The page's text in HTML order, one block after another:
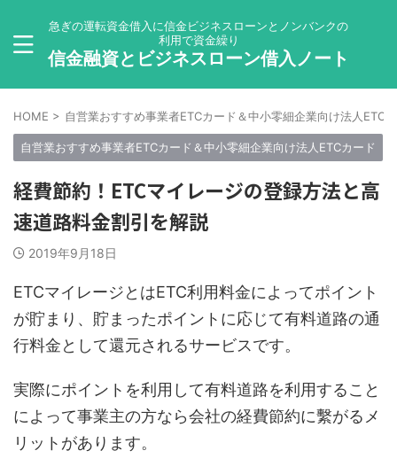
急ぎの運転資金借入に信金ビジネスローンとノンバンクの
利用で資金繰り
信金融資とビジネスローン借入ノート
HOME > 自営業おすすめ事業者ETCカード＆中小零細企業向け法人ETC
自営業おすすめ事業者ETCカード＆中小零細企業向け法人ETCカード
経費節約！ETCマイレージの登録方法と高
速道路料金割引を解説
2019年9月18日
ETCマイレージとはETC利用料金によってポイント
が貯まり、貯まったポイントに応じて有料道路の通
行料金として還元されるサービスです。
実際にポイントを利用して有料道路を利用すること
によって事業主の方なら会社の経費節約に繫がるメ
リットがあります。